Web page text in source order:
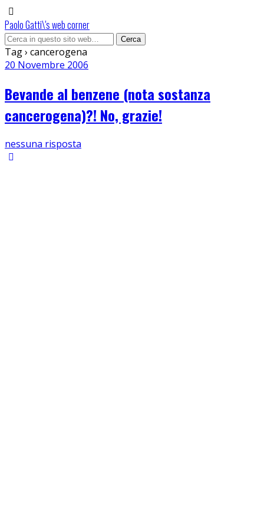
Paolo Gatti\'s web corner
Tag › cancerogena
20 Novembre 2006
Bevande al benzene (nota sostanza
cancerogena)?! No, grazie!
nessuna risposta